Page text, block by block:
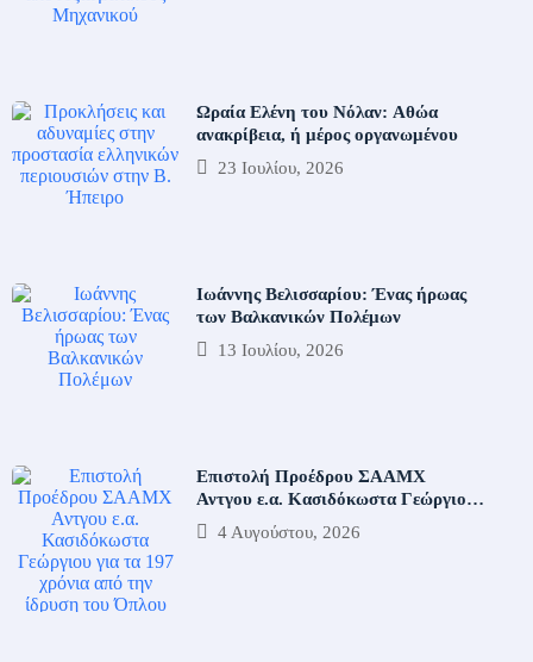
Ωραία Ελένη του Νόλαν: Αθώα
ανακρίβεια, ή μέρος οργανωμένου
23 Ιουλίου, 2026
Ιωάννης Βελισσαρίου: Ένας ήρωας
των Βαλκανικών Πολέμων
13 Ιουλίου, 2026
Επιστολή Προέδρου ΣΑΑΜΧ
Αντγου ε.α. Κασιδόκωστα Γεώργιου
για τα
4 Αυγούστου, 2026